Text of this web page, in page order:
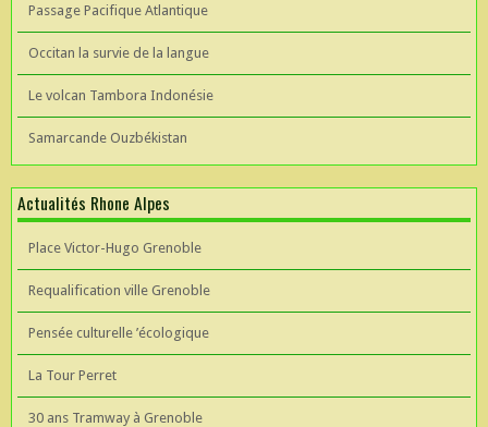
Passage Pacifique Atlantique
Occitan la survie de la langue
Le volcan Tambora Indonésie
Samarcande Ouzbékistan
Actualités Rhone Alpes
Place Victor-Hugo Grenoble
Requalification ville Grenoble
Pensée culturelle ’écologique
La Tour Perret
30 ans Tramway à Grenoble